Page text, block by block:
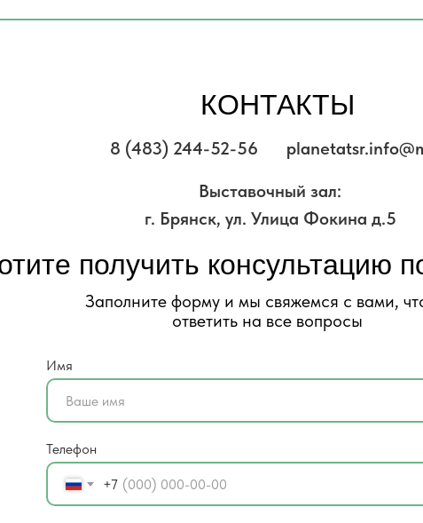
8 (483) 244-52-56
Выставочный зал:
г. Брянск, ул. Улица Фокина д.5
Имя
Телефон
+7
Заполните форму и мы свяжемся с вами,
ответить на все вопросы
КОНТАКТЫ
получить консультацию